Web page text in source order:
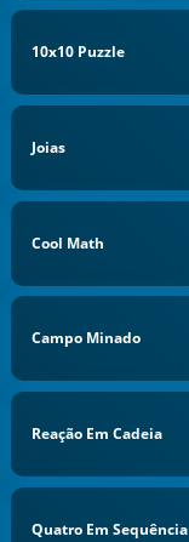
10x10 Puzzle
Joias
Cool Math
Campo Minado
Reação Em Cadeia
Quatro Em Sequência